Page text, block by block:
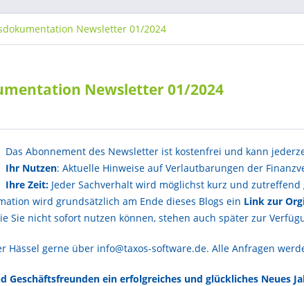
Newsletter 01/2024
Newsletter 01/2024
Das Abonnement des Newsletter ist kostenfrei und kann
Ihr Nutzen: Aktuelle Hinweise auf Verlautbarungen der
Ihre Zeit: Jeder Sachverhalt wird möglichst kurz und zutreffend
wird grundsätzlich am Ende dieses Blogs ein Link zur
Sie nicht sofort nutzen können, stehen auch später zur
Hässel gerne über info@taxos-software.de. Alle Anfragen
Geschäftsfreunden ein erfolgreiches und glückliches Neues